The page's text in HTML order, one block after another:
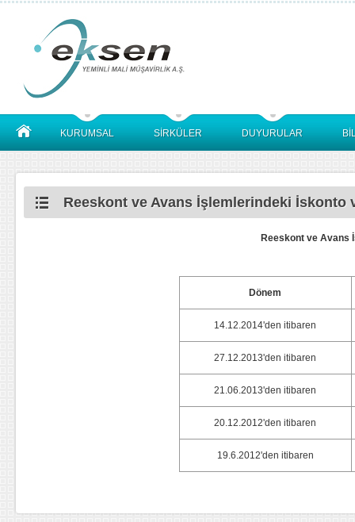
KURUMSAL SİRKÜLER DUYURULAR
Reeskont ve Avans İşlemlerindeki İskonto
Reeskont ve Avans
Dönem
14.12.2014'den itibaren
27.12.2013'den itibaren
21.06.2013'den itibaren
20.12.2012'den itibaren
19.6.2012'den itibaren